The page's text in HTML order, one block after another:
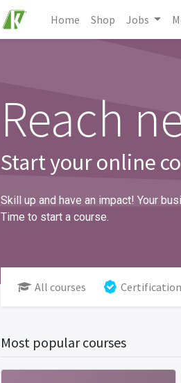
Home Shop Jobs
Reach
Start your online
Skill up and have an impact! Your
Time to start a course.
All courses
Most popular courses